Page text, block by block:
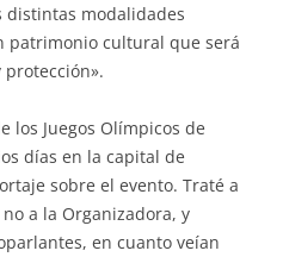
distintas modalidades
patrimonio cultural que será
los Juegos Olímpicos de
días en la capital de
sobre el evento. Traté a
a la Organizadora, y
en cuanto veían